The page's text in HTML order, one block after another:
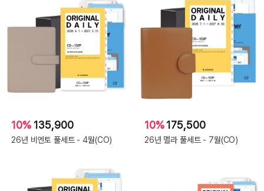
10% 135,900
26년 비엔토 풀세트 - 4월(CO)
10%175,500
26년 멜라 풀세트 - 7월(CO)